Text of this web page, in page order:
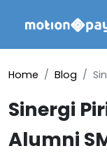
Home Blog Sinergi
Sinergi
Alumni